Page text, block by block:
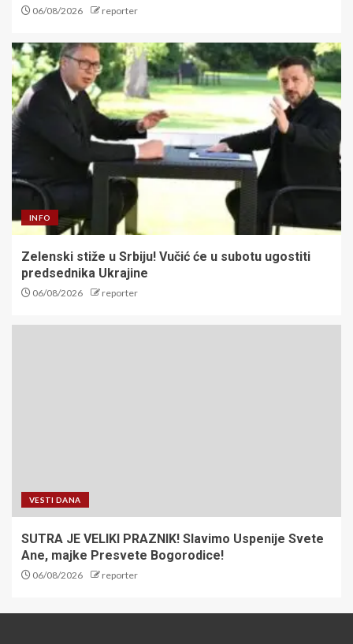
06/08/2026 reporter
INFO
Zelenski stiže u Srbiju! Vučić će u subotu ugostiti
predsednika Ukrajine
06/08/2026 reporter
VESTI DANA
SUTRA JE VELIKI PRAZNIK! Slavimo Uspenije Svete
Ane, majke Presvete Bogorodice!
06/08/2026 reporter